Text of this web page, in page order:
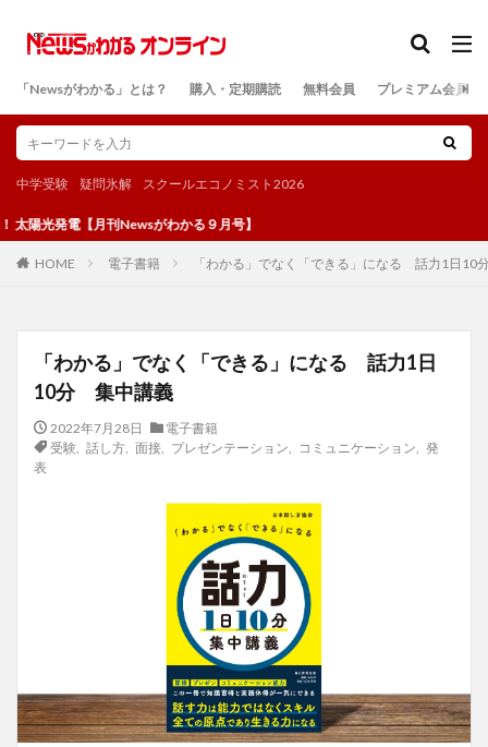
「Newsがわかる」とは？ 購入・定期購読 無料会員 プレミアム会員
中学受験 疑問氷解 スクールエコノミスト2026
【月刊Newsがわかる９月号】
HOME 電子書籍 「わかる」でなく「できる」になる 話力1日
「わかる」でなく「できる」になる 話力1日
10分 集中講義
2022年7月28日
電子書籍
受験, 話し方, 面接, プレゼンテーション コミュニケーション
発
表
検索